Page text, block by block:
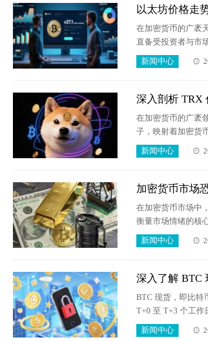
以太坊价格走
在加密货币的广袤
直备受投资者与市
对其未来走势的诸
新闻中心
深入剖析 TRX
在加密货币的广袤
子，映射着加密货
新闻中心
加密货币市场
在加密货币市场中
衡量市场情绪的核
证、操作建议三个
新闻中心
深入了解 BTC
BTC 现货，即比特
T+0 至 T+3 个工作
现货交易不涉及杠
新闻中心